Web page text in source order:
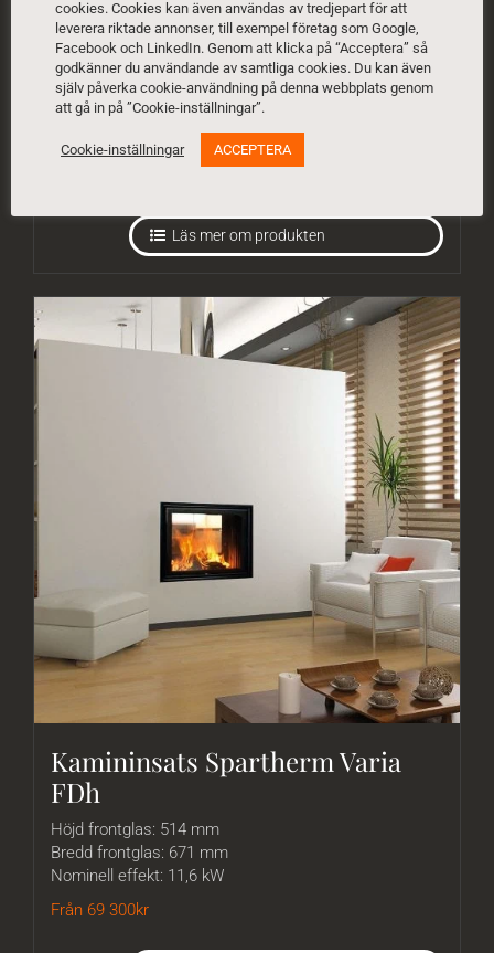
Kamininsats Spartherm Varia B-
FDh
Höjd frontglas: 523 mm
Bredd frontglas: 1006 mm
Nominell effekt: 11 kW
Läs mer om produkten
Kamininsats Spartherm Varia
FDh
Höjd frontglas: 514 mm
Bredd frontglas: 671 mm
Nominell effekt: 11,6 kW
Från 69 300kr
cookies. Cookies kan även användas av tredjepart för att
leverera riktade annonser, till exempel företag som Google,
Facebook och LinkedIn. Genom att klicka på “Acceptera” så
godkänner du användande av samtliga cookies. Du kan även
själv påverka cookie-användning på denna webbplats genom
att gå in på ”Cookie-inställningar”.
Cookie-inställningar ACCEPTERA